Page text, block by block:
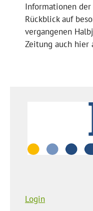
Informationen
Rückblick auf
vergangenen
Zeitung auch hier
Login